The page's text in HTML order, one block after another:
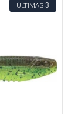
ÚLTIMAS 3